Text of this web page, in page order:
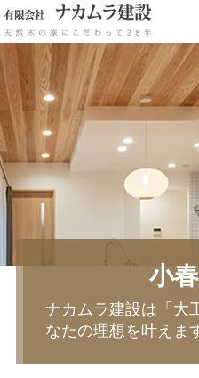
小
ナカムラ建設は「大
なたの理想を叶えま